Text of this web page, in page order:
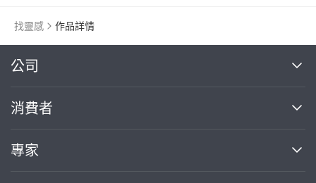
找靈感 作品詳情
公司
關於我們
部落格
消費者
買服務
專家
繼續完成